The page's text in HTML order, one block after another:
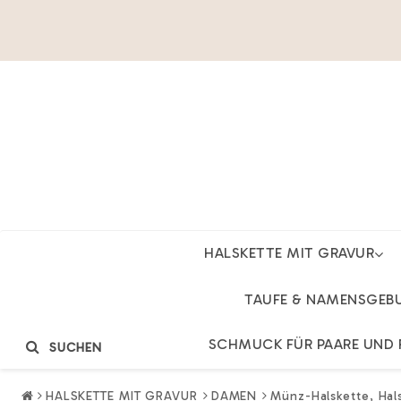
HALSKETTE MIT GRAVUR
TAUFE &
SCHMUCK FÜR PAARE UND
SUCHEN
HALSKETTE MIT GRAVUR DAMEN Münz-Halskette,